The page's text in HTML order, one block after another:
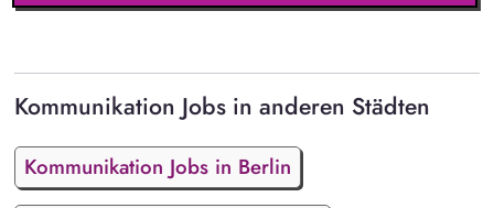
Kommunikation Jobs in anderen Städten
Kommunikation Jobs in Berlin